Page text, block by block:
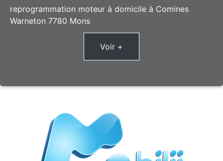
reprogrammation moteur à domicile à Comines
Warneton 7780 Mons
Voir +